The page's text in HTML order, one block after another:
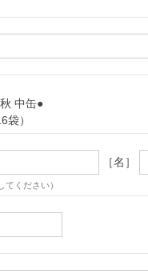
中缶●
袋）
［名］
てください）